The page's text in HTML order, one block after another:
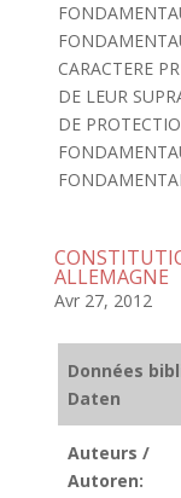
CARACTERE
DE LEUR
DE
ALLEMAGNE
Avr 27, 2012
Données
Daten
Auteurs /
Autoren: